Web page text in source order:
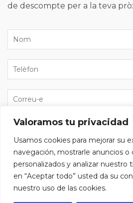
Valoramos tu privacidad
Usamos cookies para mejorar su
navegación, mostrarle anuncios o
personalizados y analizar nuestro
en “Aceptar todo” usted da su
nuestro uso de las cookies.
de descompte per a la teva
subscriure'm al butlletí.